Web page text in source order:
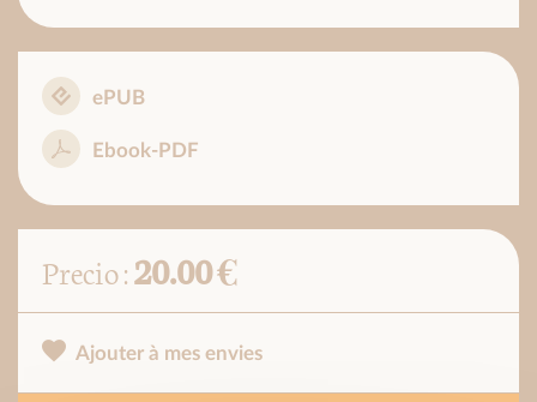
ePUB
Ebook-PDF
Precio :20.00 €
Ajouter à mes envies